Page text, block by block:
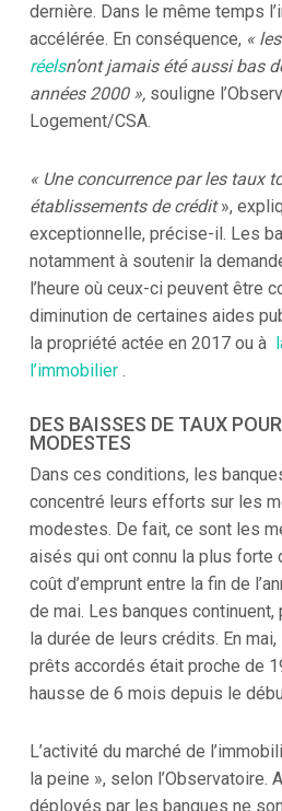
dernière. Dans le même temps
accélérée. En conséquence, « les
réelsn’ont jamais été aussi bas
années 2000 »,souligne
Logement/CSA.
« Une concurrence par les taux
établissements de crédit»,
exceptionnelle, précise-il. Les
notamment à soutenir la
l’heure où ceux-ci peuvent être
diminution de certaines aides
la propriété actée en 2017 ou à
l’immobilier.
DES BAISSES DE TAUX
MODESTES
Dans ces conditions, les
concentré leurs efforts sur les
modestes. De fait, ce sont les
aisés qui ont connu la plus forte
coût d’emprunt entre la fin de
de mai. Les banques continuent,
la durée de leurs crédits. En
prêts accordés était proche de
hausse de 6 mois depuis le
L’activité du marché de
la peine », selon
déployés par les banques ne